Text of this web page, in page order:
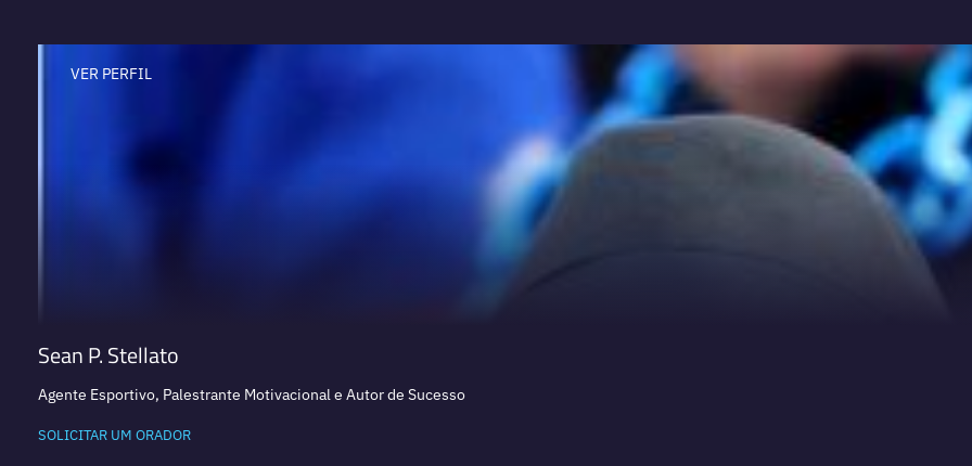
VER PERFIL
Sean P. Stellato
Agente Esportivo, Palestrante Motivacional e Autor de Sucesso
SOLICITAR UM ORADOR